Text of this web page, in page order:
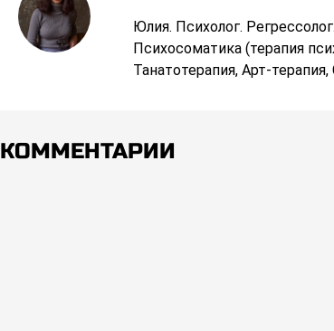
Юлия. Психолог.
Психосоматика (терапия
Танатотерапия, Арт-
КОММЕНТАРИИ